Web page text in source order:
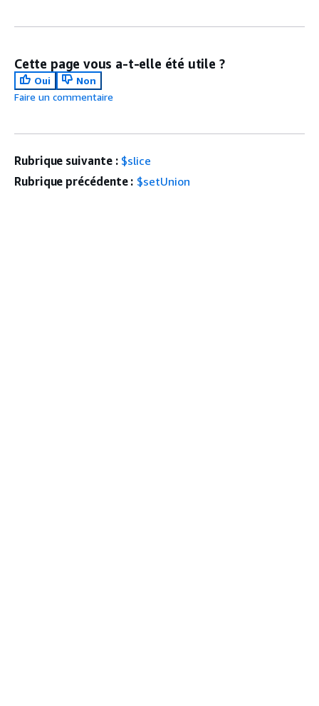
Cette page vous a-t-elle été utile ?
Oui
Non
Faire un commentaire
Rubrique suivante : $slice
Rubrique précédente : $setUnion